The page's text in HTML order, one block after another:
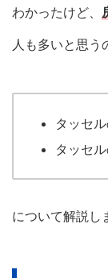
わかったけど、
人も多いと思う
タッセ
タッセ
について解説し